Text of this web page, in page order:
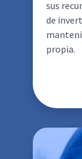
sus
de
propia.